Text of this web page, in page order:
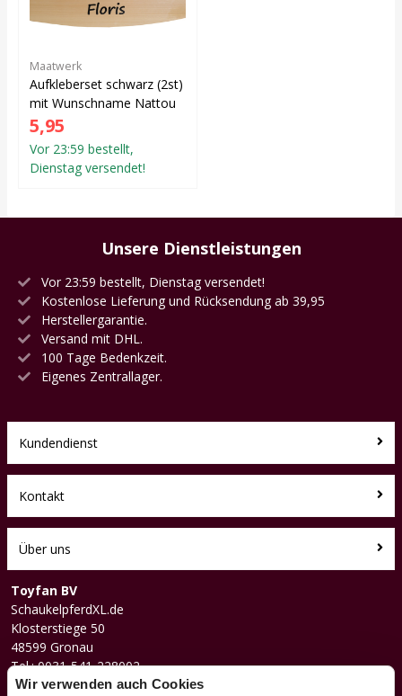
Maatwerk
Aufkleberset schwarz (2st)
mit Wunschname Nattou
5,95
Vor 23:59 bestellt,
Dienstag versendet!
Unsere Dienstleistungen
Vor 23:59 bestellt, Dienstag versendet!
Kostenlose Lieferung und Rücksendung ab 39,95
Herstellergarantie.
Versand mit DHL.
100 Tage Bedenkzeit.
Eigenes Zentrallager.
Kundendienst
Kontakt
Über uns
Toyfan BV
SchaukelpferdXL.de
Klosterstiege 50
48599 Gronau
Tel.: 0031-541-228002
Facebook
Wir verwenden auch Cookies